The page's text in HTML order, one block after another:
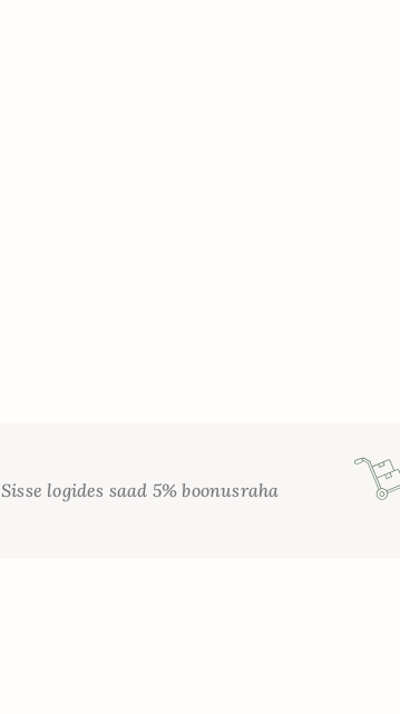
Sisse logides saad 5% boonusraha